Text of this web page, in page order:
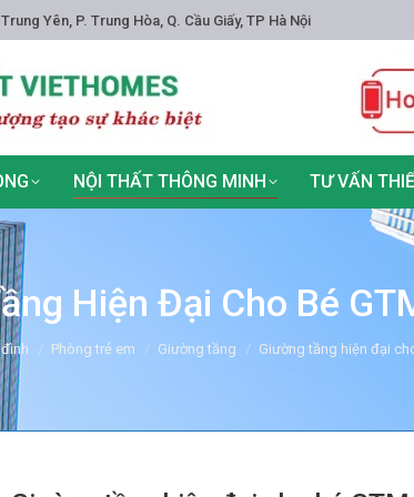
Yên, P. Trung Hòa, Q. Cầu Giấy, TP Hà Nội
NỘI THẤT THÔNG MINH TƯ VẤN
Hiện Đại Cho Bé
Phòng trẻ em Giường tầng Giường tầng hiện đại